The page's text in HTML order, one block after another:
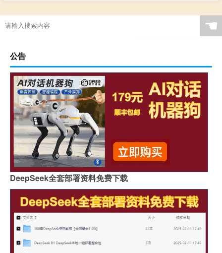
☚
公告
DeepSeek全套部署资料免费下载